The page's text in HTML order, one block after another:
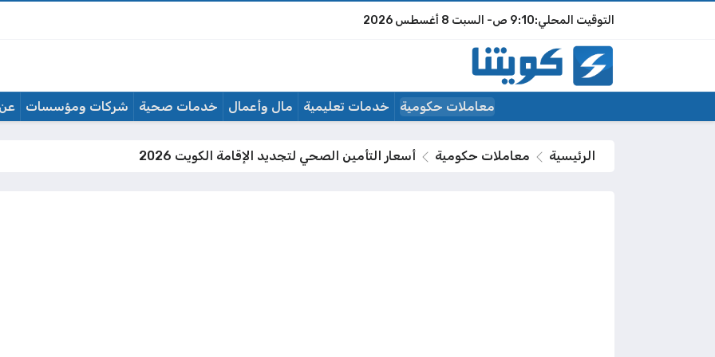
9:10 ص السبت 8 أغسطس 2026
معاملات حكومية خدمات تعليمية مال وأعمال خدمات صحية شركات ومؤسسات
الرئيسية معاملات حكومية أسعار التأمين الصحي لتجديد الإقامة الكويت 2026